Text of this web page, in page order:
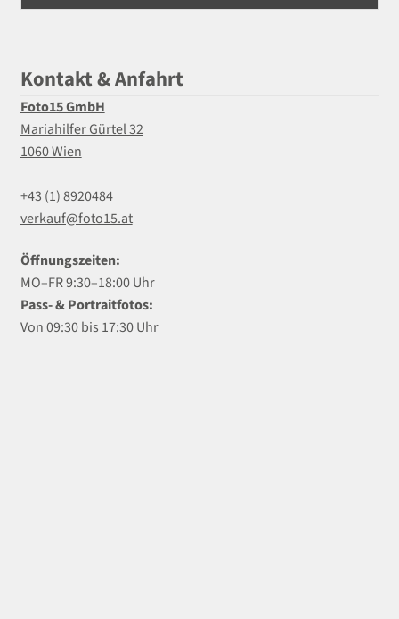
Kontakt & Anfahrt
Foto15 GmbH
Mariahilfer Gürtel 32
1060 Wien
+43 (1) 8920484
verkauf@foto15.at
Öffnungszeiten:
MO–FR 9:30–18:00 Uhr
Pass- & Portraitfotos:
Von 09:30 bis 17:30 Uhr